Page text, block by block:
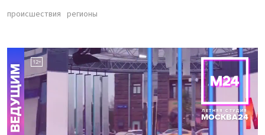
происшествия регионы